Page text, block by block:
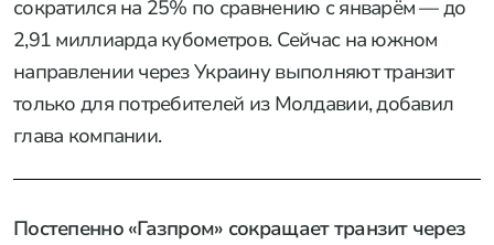
сократился на 25% по сравнению с январём — до
2,91 миллиарда кубометров. Сейчас на южном
напрaвлении через Украину выполняют транзит
только для потребителей из Молдавии, добавил
глава компании.
Поcтепенно «Газпром» сокращает транзит через